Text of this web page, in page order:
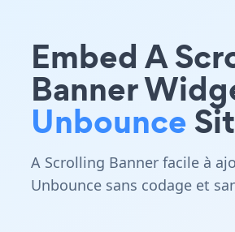
Embed A
Banner
Unbounce
A Scrolling Banner facile à
Unbounce sans codage et